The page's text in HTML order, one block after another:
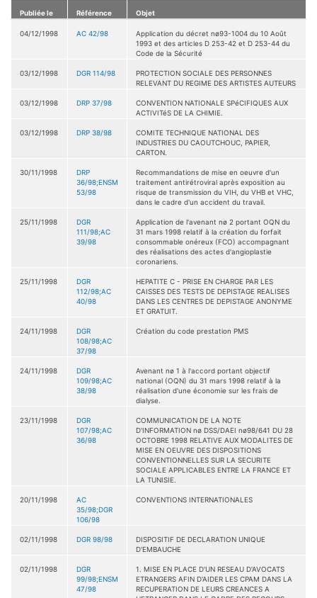
Publiée le Référence Objet
04/12/1998 AC 42/98
Application du décret nø93-1004 du 10 Août
1993 et des articles D 253-42 et D 253-44 du
Code de la Sécurité
03/12/1998 DGR 114/98
PROTECTION SOCIALE DES PERSONNES
RELEVANT DU REGIME DES ARTISTES AUTEURS
03/12/1998 DRP 37/98
CONVENTION NATIONALE SPéCIFIQUES AUX
ACTIVITéS DE LA CHIMIE.
03/12/1998 DRP 38/98
COMITE TECHNIQUE NATIONAL DES
INDUSTRIES DU CAOUTCHOUC, PAPIER,
CARTON.
30/11/1998
DRP
36/98;ENSM
53/98
Recommandations de mise en oeuvre d'un
traitement antirétroviral après exposition au
risque de transmission du VIH, du VHB et VHC,
dans le cadre d'un accident du travail.
25/11/1998
DGR
111/98;AC
39/98
Application de l'avenant nø 2 portant OQN du
31 mars 1998 relatif à la création du forfait
consommable onéreux (FCO) accompagnant
des réalisations des actes d'angioplastie
coronariens.
25/11/1998
DGR
112/98;AC
40/98
HEPATITE C - PRISE EN CHARGE PAR LES
CAISSES DES TESTS DE DEPISTAGE REALISES
DANS LES CENTRES DE DEPISTAGE ANONYME
ET GRATUIT.
24/11/1998
DGR
108/98;AC
37/98
Création du code prestation PMS
24/11/1998
DGR
109/98;AC
38/98
Avenant nø 1 à l'accord portant objectif
national (OQN) du 31 mars 1998 relatif à la
réalisation d'une économie sur les frais de
dialyse.
23/11/1998
DGR
107/98;AC
36/98
COMMUNICATION DE LA NOTE
D'INFORMATION nø DSS/DAEI nø98/641 DU 28
OCTOBRE 1998 RELATIVE AUX MODALITES DE
MISE EN OEUVRE DES DISPOSITIONS
CONVENTIONNELLES SUR LA SECURITE
SOCIALE APPLICABLES ENTRE LA FRANCE ET
LA TUNISIE.
20/11/1998
AC
35/98;DGR
106/98
CONVENTIONS INTERNATIONALES
02/11/1998 DGR 98/98
DISPOSITIF DE DECLARATION UNIQUE
D'EMBAUCHE
02/11/1998
DGR
99/98;ENSM
47/98
1. MISE EN PLACE D'UN RESEAU D'AVOCATS
ETRANGERS AFIN D'AIDER LES CPAM DANS LA
RECUPERATION DE LEURS CREANCES A